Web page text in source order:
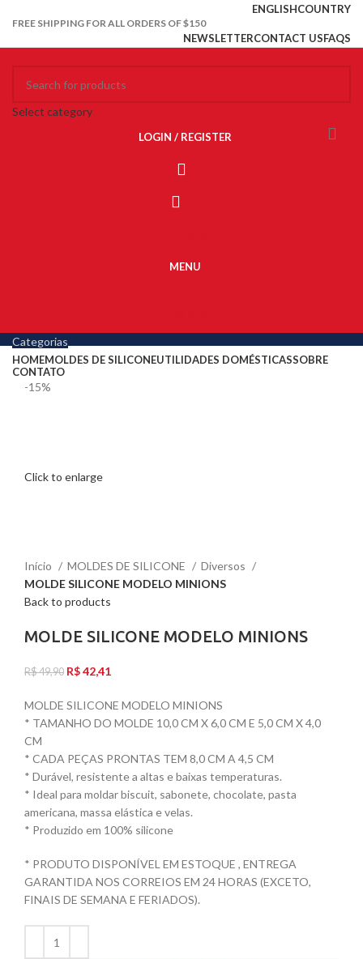
ENGLISHCOUNTRY
FREE SHIPPING FOR ALL ORDERS OF $150
NEWSLETTERCONTACT USFAQS
Select category
LOGIN / REGISTER
MENU
Categorias
HOMEMOLDES DE SILICONEUTILIDADES DOMÉSTICASSOBRE
CONTATO
-15%
Click to enlarge
Início MOLDES DE SILICONE
Diversos
MOLDE SILICONE MODELO MINIONS
Back to products
MOLDE SILICONE MODELO MINIONS
R$49,90 R$42,41
MOLDE SILICONE MODELO MINIONS
* TAMANHO DO MOLDE 10,0 CM X 6,0 CM E 5,0 CM X 4,0
CM
* CADA PEÇAS PRONTAS TEM 8,0 CM A 4,5 CM
* Durável, resistente a altas e baixas temperaturas.
* Ideal para moldar biscuit, sabonete, chocolate, pasta
americana, massa elástica e velas.
* Produzido em 100% silicone
* PRODUTO DISPONÍVEL EM ESTOQUE , ENTREGA
GARANTIDA NOS CORREIOS EM 24 HORAS (EXCETO,
FINAIS DE SEMANA E FERIADOS).